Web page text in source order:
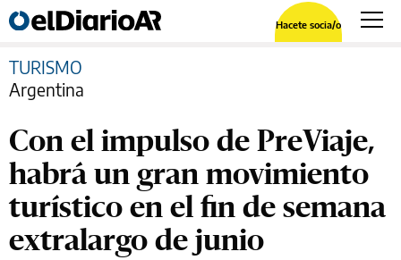
Hacete socia/o
TURISMO
Argentina
Con el impulso de PreViaje,
habrá un gran movimiento
turístico en el fin de semana
extralargo de junio